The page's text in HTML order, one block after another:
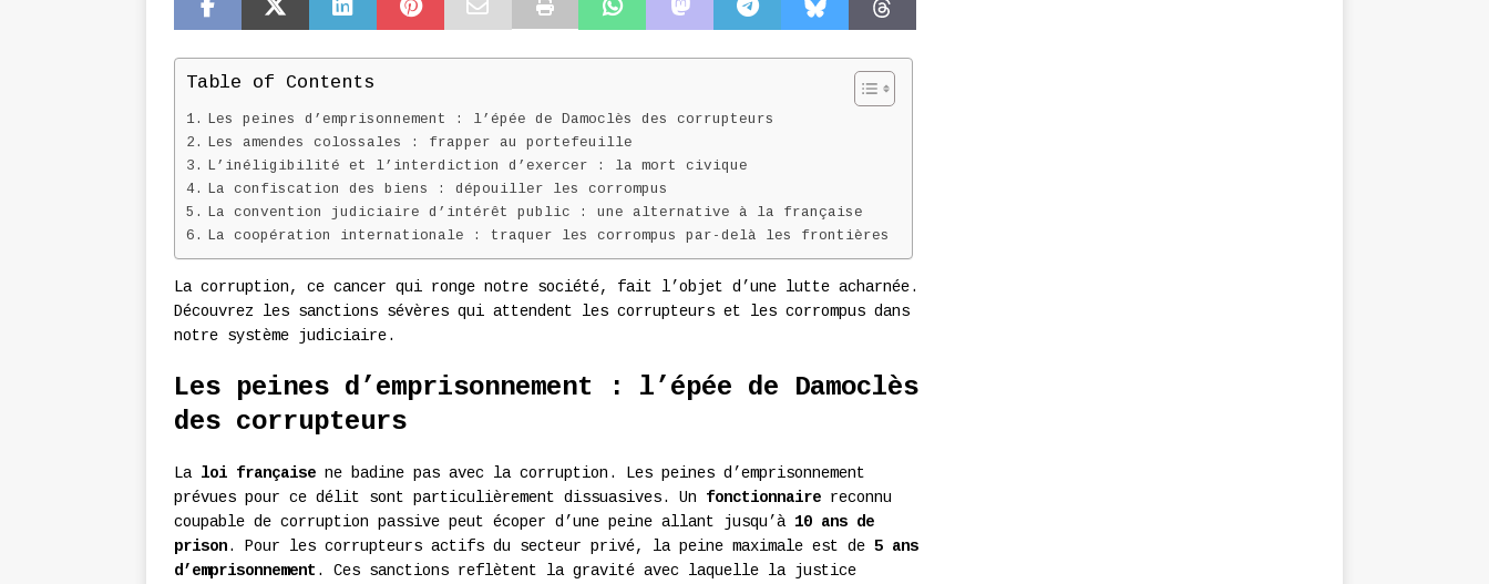
Table of Contents
Les peines d’emprisonnement : l’épée de Damoclès des corrupteurs
Les amendes colossales : frapper au portefeuille
L’inéligibilité et l’interdiction d’exercer : la mort civique
La confiscation des biens : dépouiller les corrompus
La convention judiciaire d’intérêt public : une alternative à la française
La coopération internationale : traquer les corrompus par-delà les frontières
La corruption, ce cancer qui ronge notre société, fait l’objet d’une lutte acharnée.
Découvrez les sanctions sévères qui attendent les corrupteurs et les corrompus dans
notre système judiciaire.
Les peines d’emprisonnement : l’épée de Damoclès
des corrupteurs
La loi française ne badine pas avec la corruption. Les peines d’emprisonnement
prévues pour ce délit sont particulièrement dissuasives. Un fonctionnaire reconnu
coupable de corruption passive peut écoper d’une peine allant jusqu’à 10 ans de
prison. Pour les corrupteurs actifs du secteur privé, la peine maximale est de 5 ans
d’emprisonnement . Ces sanctions reflètent la gravité avec laquelle la justice